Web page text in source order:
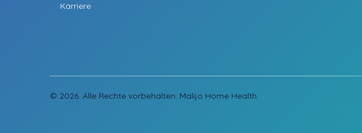
Karriere
© 2026. Alle Rechte vorbehalten. Malijo Home Health.